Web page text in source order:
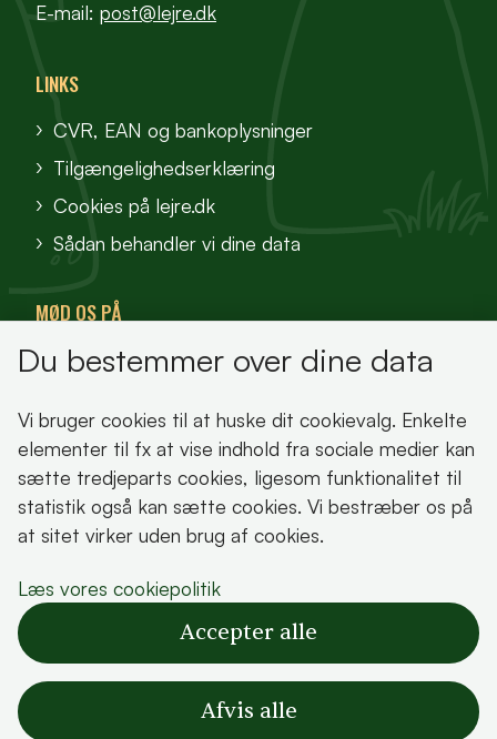
E-mail: post@lejre.dk
LINKS
CVR, EAN og bankoplysninger
Tilgængelighedserklæring
Cookies på lejre.dk
Sådan behandler vi dine data
MØD OS PÅ
VisitFjordlandet
Oplev Lejre
Dette indhold kræver cookies for at blive vist
Læs vores cookiepolitik
Du bestemmer over dine data
Vi bruger cookies til at huske dit cookievalg. Enkelte
elementer til fx at vise indhold fra sociale medier kan
sætte tredjeparts cookies, ligesom funktionalitet til
statistik også kan sætte cookies. Vi bestræber os på
at sitet virker uden brug af cookies.
Læs vores cookiepolitik
Accepter alle
Afvis alle